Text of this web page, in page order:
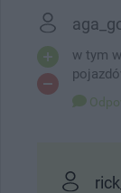
w tym